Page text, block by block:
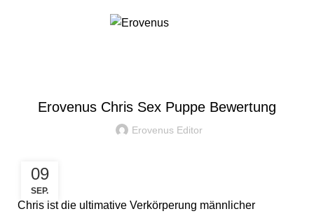
Erovenus Chris Sex Puppe Bewertung
Erovenus Editor
09
SEP.
Chris ist die ultimative Verkörperung männlicher